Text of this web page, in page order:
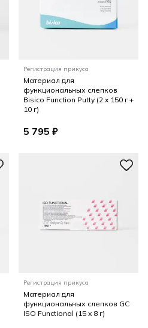
Регистрация прикуса
Материал для
функциональных слепков
Bisico Function Putty (2 x 150 г +
10 г)
5 795 ₽
Регистрация прикуса
Материал для
функциональных слепков GC
ISO Functional (15 x 8 г)